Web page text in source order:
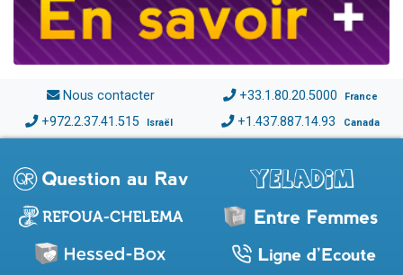
Nous contacter +33.1.80.20.5000 France
+972.2.37.41.515 Israël +1.437.887.14.93 Canada